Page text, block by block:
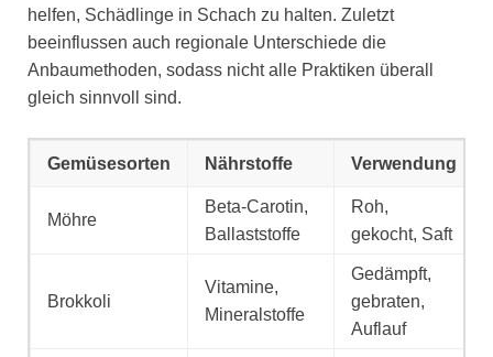
helfen, Schädlinge in Schach zu halten. Zuletzt
beeinflussen auch regionale Unterschiede die
Anbaumethoden, sodass nicht alle Praktiken überall
gleich sinnvoll sind.
Gemüsesorten Nährstoffe Verwendung
Möhre
Beta-Carotin,
Ballaststoffe
Roh,
gekocht, Saft
Brokkoli
Vitamine,
Mineralstoffe
Gedämpft,
gebraten,
Auflauf